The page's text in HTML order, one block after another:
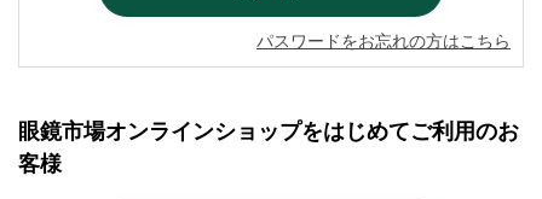
パスワードをお忘れの方はこちら
眼鏡市場オンラインショップをはじめてご利用のお
客様